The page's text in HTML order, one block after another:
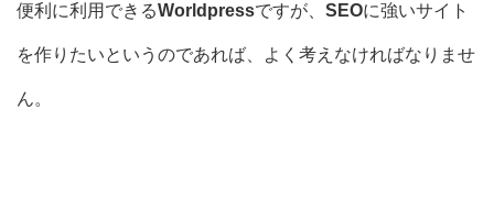
便利に利用できるWorldpressですが、 SEOに強いサイト
を作りたいというのであれば、よく考えなければなりませ
ん。